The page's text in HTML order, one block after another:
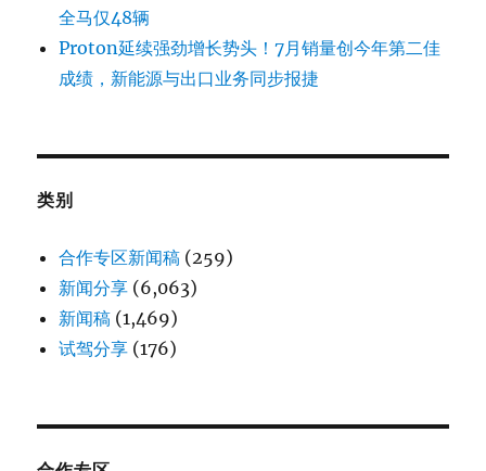
全马仅48辆
Proton延续强劲增长势头！7月销量创今年第二佳
成绩，新能源与出口业务同步报捷
类别
合作专区新闻稿 (259)
新闻分享 (6,063)
新闻稿 (1,469)
试驾分享 (176)